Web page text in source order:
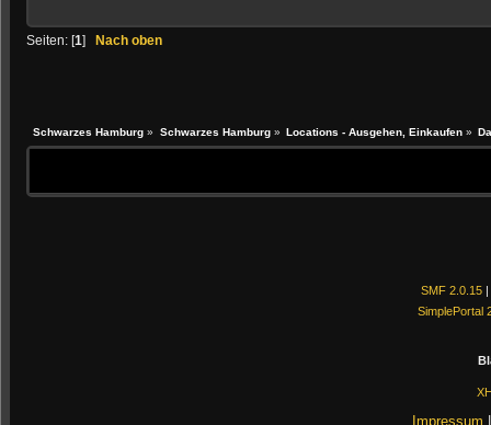
Seiten: [1] Nach oben
Schwarzes Hamburg » Schwarzes Hamburg» Locations - Ausgehen, Einkaufen»
SMF 2.0.15|
SimplePortal
Impressum